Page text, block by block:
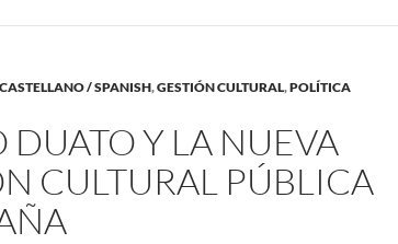
CASTELLANO / SPANISH,GESTIÓN CULTURAL,POLÍTICA
Y LA NUEVA
CULTURAL PÚBLICA